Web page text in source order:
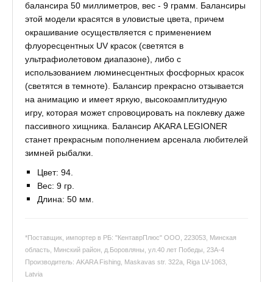
балансира 50 миллиметров, вес - 9 грамм. Балансиры
этой модели красятся в уловистые цвета, причем
окрашивание осуществляется с применением
флуоресцентных UV красок (светятся в
ультрафиолетовом диапазоне), либо с
использованием люминесцентных фосфорных красок
(светятся в темноте). Балансир прекрасно отзывается
на анимацию и имеет яркую, высокоамплитудную
игру, которая может спровоцировать на поклевку даже
пассивного хищника. Балансир AKARA LEGIONER
станет прекрасным пополнением арсенала любителей
зимней рыбалки.
Цвет: 94.
Вес: 9 гр.
Длина: 50 мм.
*Поставщик, импортер в РБ: "КентаврПлюс" ООО, 223053, Минская
область, Минский район, д.Боровляны, ул.40 лет Победы, 23А-4
Производитель: AKARA Fishing, Maskavas str. 322a, Riga LV-1063,
Latvia